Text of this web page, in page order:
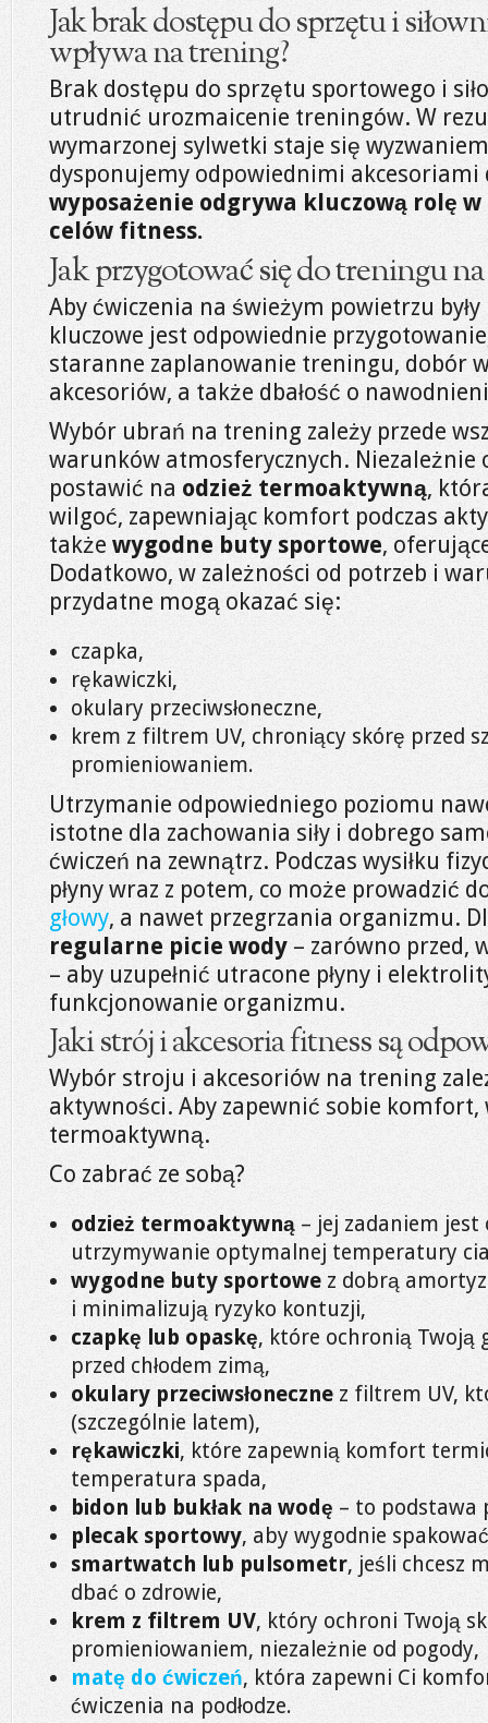
Jak brak dostępu do sprzętu i
wpływa na trening?
Brak dostępu do sprzętu sportowego i
utrudnić urozmaicenie treningów. W
wymarzonej sylwetki staje się
dysponujemy odpowiednimi akcesoriami
wyposażenie odgrywa kluczową rolę
celów fitness.
Jak przygotować się do treningu
Aby ćwiczenia na świeżym powietrzu
kluczowe jest odpowiednie
staranne zaplanowanie treningu, dobór
akcesoriów, a także dbałość o
Wybór ubrań na trening zależy przede
warunków atmosferycznych. Niezależnie
postawić na odzież termoaktywną,
wilgoć, zapewniając komfort podczas
także wygodne buty sportowe,
Dodatkowo, w zależności od potrzeb i
przydatne mogą okazać się:
czapka,
rękawiczki,
okulary przeciwsłoneczne,
krem z filtrem UV, chroniący skórę przed
promieniowaniem.
Utrzymanie odpowiedniego poziomu
istotne dla zachowania siły i dobrego
ćwiczeń na zewnątrz. Podczas wysiłku
płyny wraz z potem, co może prowadzić
głowy, a nawet przegrzania organizmu.
regularne picie wody – zarówno przed,
– aby uzupełnić utracone płyny i
funkcjonowanie organizmu.
Jaki strój i akcesoria fitness są
Wybór stroju i akcesoriów na trening
aktywności. Aby zapewnić sobie
termoaktywną.
Co zabrać ze sobą?
odzież termoaktywną – jej zadaniem
utrzymywanie optymalnej temperatury
wygodne buty sportowe z dobrą
i minimalizują ryzyko kontuzji,
czapkę lub opaskę, które ochronią Twoją
przed chłodem zimą,
okulary przeciwsłoneczne z filtrem UV,
(szczególnie latem),
rękawiczki, które zapewnią komfort
temperatura spada,
bidon lub bukłak na wodę – to podstawa
plecak sportowy, aby wygodnie
smartwatch lub pulsometr, jeśli chcesz
dbać o zdrowie,
krem z filtrem UV, który ochroni Twoją
promieniowaniem, niezależnie od pogody,
matę do ćwiczeń, która zapewni Ci
ćwiczenia na podłodze.